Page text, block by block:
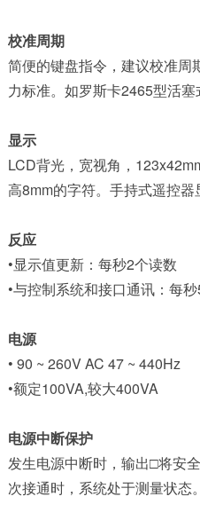
校准周期
简便的键盘指令，建议校准周
力标准。如罗斯卡2465型活
显示
LCD背光，宽视角，
高8mm的字符。手持式遥控
反应
•显示值更新：每秒2个读数
•与控制系统和接口通讯：每
电源
• 90 ~ 260V AC 47 ~ 440Hz
•额定100VA,较大400VA
电源中断保护
发生电源中断时，输出□将安
次接通时，系统处于测量状态。